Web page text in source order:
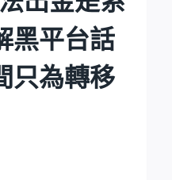
黑平台話
只為轉移